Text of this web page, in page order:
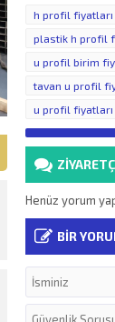
h profil fiyatları
plastik h profil
u profil birim
tavan u profil
u profil fiyatları
Henüz yorum
BİR